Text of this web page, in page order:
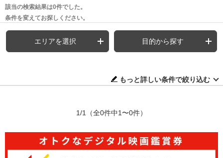
該当の検索結果は0件でした。
条件を変えてお探しください。
エリアを選択 目的から探す
もっと詳しい条件で絞り込む
1/1 （全0件中1〜0件）